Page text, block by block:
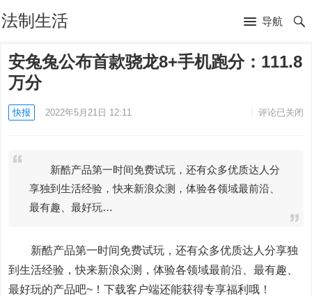
法制生活 导航
安兔兔公布首款骁龙8+手机跑分：111.8
万分
快报 2022年5月21日 12:11 评论已关闭
新酷产品第一时间免费试玩，还有众多优质达人分
享独到生活经验，快来新浪众测，体验各领域最前沿、
最有趣、最好玩…
新酷产品第一时间免费试玩，还有众多优质达人分享独
到生活经验，快来新浪众测，体验各领域最前沿、最有趣、
最好玩的产品吧~！下载客户端还能获得专享福利哦！